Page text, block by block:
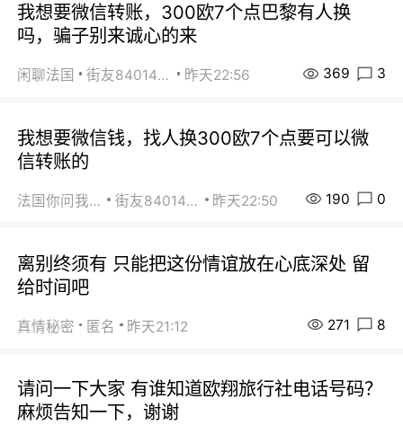
我想要微信转账，300欧7个点巴黎有人换
吗，骗子别来诚心的来
闲聊法国 街友84014588 昨天22:56 369 3
我想要微信钱，找人换300欧7个点要可以微
信转账的
法国你问我答 街友84014588 昨天22:50 190 0
离别终须有 只能把这份情谊放在心底深处 留
给时间吧
真情秘密 匿名 昨天21:12 271 8
请问一下大家 有谁知道欧翔旅行社电话号码？
麻烦告知一下，谢谢